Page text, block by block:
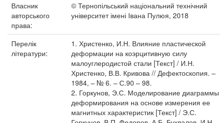
Власник
авторського
права:
© Тернопільський національний технічний
університет імені Івана Пулюя, 2018
Перелік
літератури:
1. Христенко, И.Н. Влияние пластической
деформации на коэрцитивную силу
малоуглеродистой стали [Текст] / И.Н.
Христенко, В.В. Кривова // Дефектоскопия. –
1984, – № 6. – С.90 – 98.
2. Горкунов, Э.С. Моделирование диаграммы
деформирования на основе измерения ее
магнитных характеристик [Текст] / Э.С.